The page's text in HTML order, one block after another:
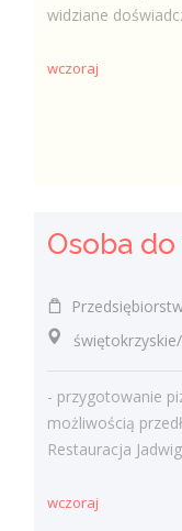
widziane
wczoraj
Przedsiębiorstwo
świętokrzyskie/
- przygotowanie
możliwością
Restauracja
wczoraj